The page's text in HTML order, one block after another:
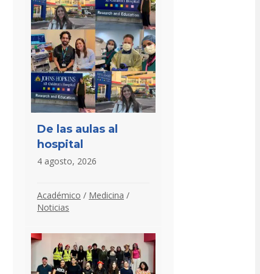
De las aulas al
hospital
4 agosto, 2026
Académico / Medicina /
Noticias